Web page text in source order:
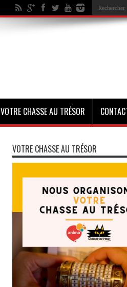
VOTRE CHASSE AU TRÉSOR
VOTRE CHASSE AU TRÉSOR